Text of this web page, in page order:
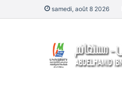
samedi, août 8 2026